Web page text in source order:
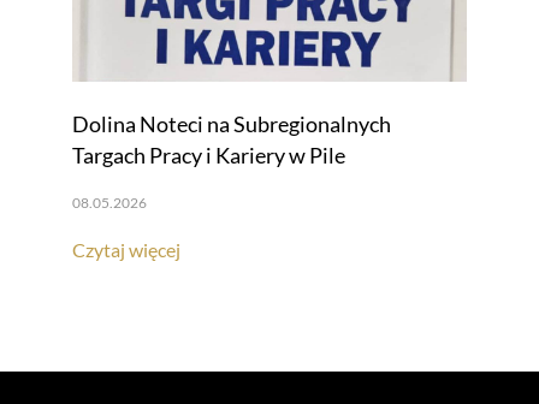
Dolina Noteci na Subregionalnych
Targach Pracy i Kariery w Pile
08.05.2026
Czytaj więcej